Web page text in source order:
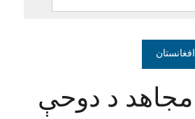
افغانستان
مجاهد د دوحې